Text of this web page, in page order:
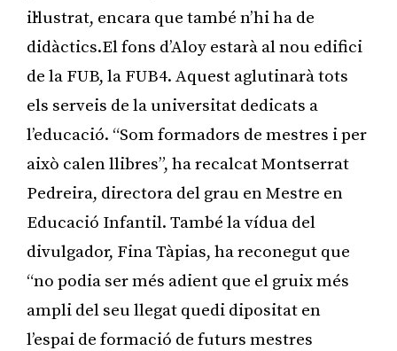
il·lustrat, encara que també n’hi ha de
didàctics.El fons d’Aloy estarà al nou edifici
de la FUB, la FUB4. Aquest aglutinarà tots
els serveis de la universitat dedicats a
l’educació. “Som formadors de mestres i per
això calen llibres”, ha recalcat Montserrat
Pedreira, directora del grau en Mestre en
Educació Infantil. També la vídua del
divulgador, Fina Tàpias, ha reconegut que
“no podia ser més adient que el gruix més
ampli del seu llegat quedi dipositat en
l’espai de formació de futurs mestres